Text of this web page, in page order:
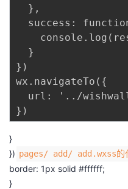
  },
success:
  }
})
wx.navigateTo({
url: '../
}
}) pages/ add/ add.wxss的
border: 1px solid #ffffff;
}